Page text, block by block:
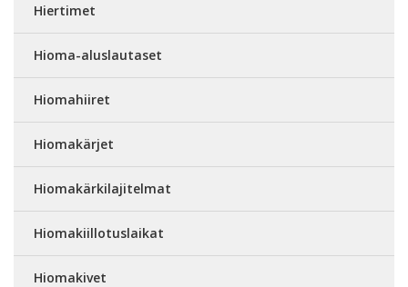
Hiertimet
Hioma-aluslautaset
Hiomahiiret
Hiomakärjet
Hiomakärkilajitelmat
Hiomakiillotuslaikat
Hiomakivet